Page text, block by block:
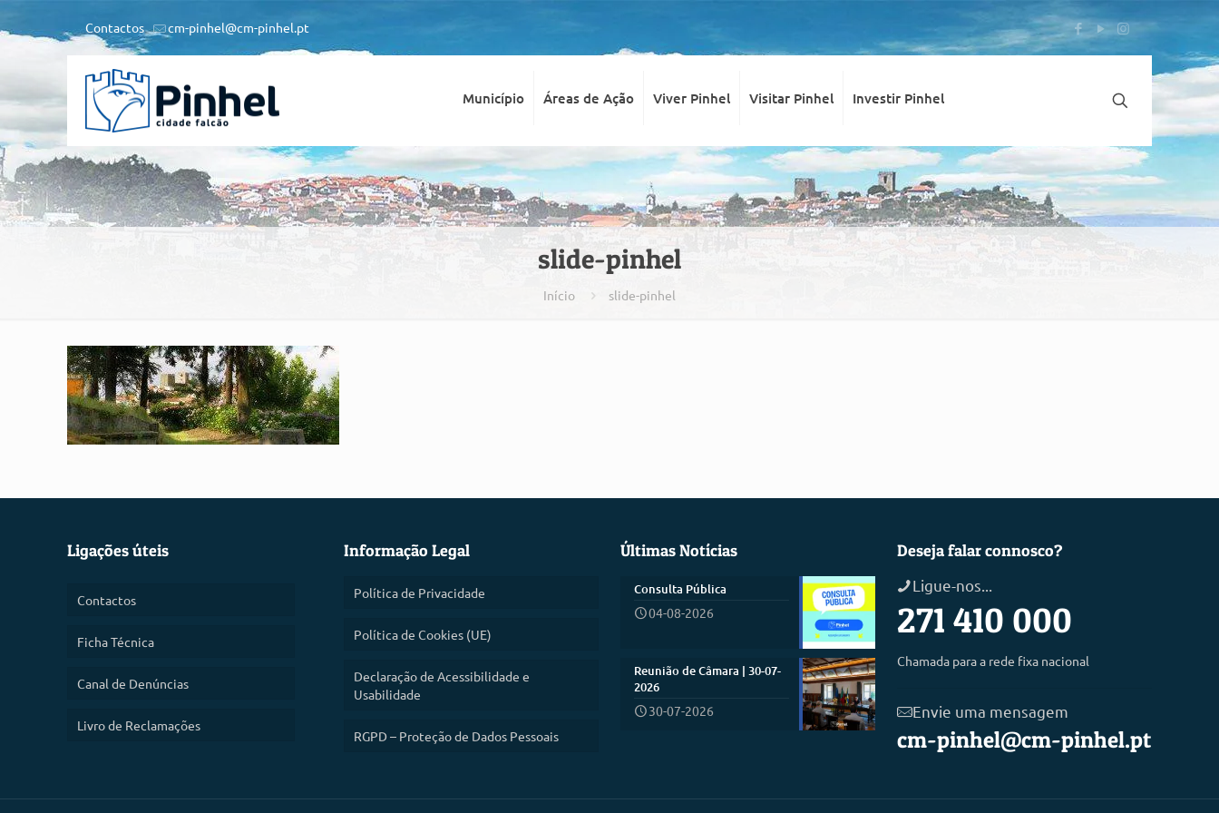
Contactos cm-pinhel@cm-pinhel.pt
Município Áreas de Ação Viver Pinhel Visitar Pinhel Investir Pinhel
slide-pinhel
Início slide-pinhel
Ligações úteis
Contactos
Ficha Técnica
Canal de Denúncias
Livro de Reclamações
Informação Legal
Política de Privacidade
Política de Cookies (UE)
Declaração de Acessibilidade e
Usabilidade
RGPD – Proteção de Dados Pessoais
Últimas Notícias
Consulta Pública
04-08-2026
Reunião de Câmara | 30-07-
2026
30-07-2026
Deseja falar connosco?
Ligue-nos...
271 410 000
Chamada para a rede fixa nacional
Envie uma mensagem
cm-pinhel@cm-pinhel.pt